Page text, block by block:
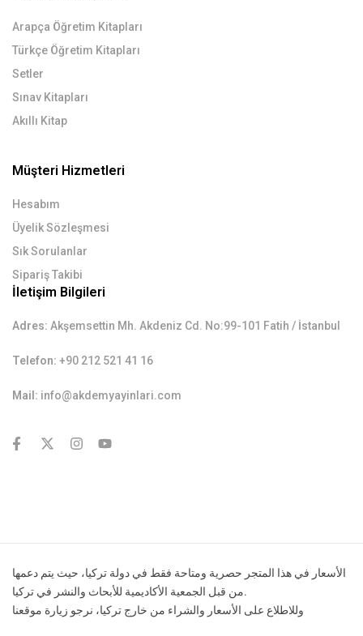
Arapça Öğretim Kitapları
Türkçe Öğretim Kitapları
Setler
Sınav Kitapları
Akıllı Kitap
Müşteri Hizmetleri
Hesabım
Üyelik Sözleşmesi
Sık Sorulanlar
Sipariş Takibi
İletişim Bilgileri
Adres: Akşemsettin Mh. Akdeniz Cd. No:99-101 Fatih / İstanbul
Telefon: +90 212 521 41 16
Mail: info@akdemyayinlari.com
الأسعار في هذا المتجر حصرية ومتاحة فقط في دولة تركيا، حيث يتم دعمها
من قبل الجمعية الأكاديمية للأبحاث والنشر في تركيا.
وللاطلاع على الأسعار والشراء من خارج تركيا، نرجو زيارة موقعنا